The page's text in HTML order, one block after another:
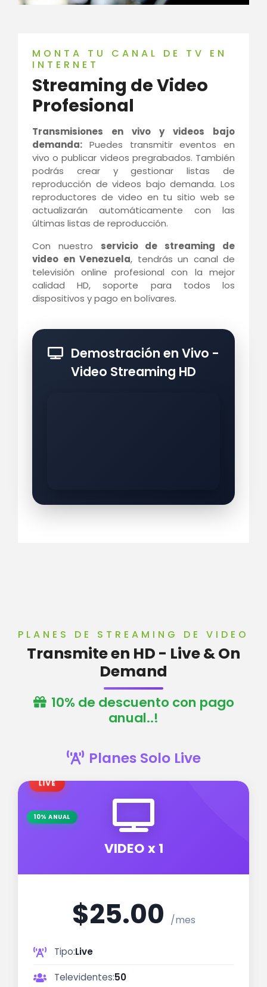
MONTA TU CANAL DE TV EN
INTERNET
Streaming de Video
Profesional
Transmisiones en vivo y videos bajo
demanda: Puedes transmitir eventos en
vivo o publicar videos pregrabados. También
podrás crear y gestionar listas de
reproducción de videos bajo demanda. Los
reproductores de video en tu sitio web se
actualizarán automáticamente con las
últimas listas de reproducción.
Con nuestro servicio de streaming de
video en Venezuela, tendrás un canal de
televisión online profesional con la mejor
calidad HD, soporte para todos los
dispositivos y pago en bolívares.
Demostración en Vivo -
Video Streaming HD
PLANES DE STREAMING DE VIDEO
Transmite en HD - Live & On
Demand
10% de descuento con pago
anual..!
Planes Solo Live
LIVE
10% ANUAL
VIDEO x 1
$25.00 /mes
Tipo:Live
Televidentes:50